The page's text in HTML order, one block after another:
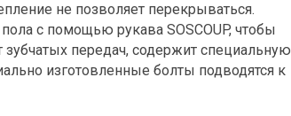
не позволяет перекрываться.
с помощью рукава SOSCOUP, чтобы
зубчатых передач, содержит специальную
изготовленные болты подводятся к